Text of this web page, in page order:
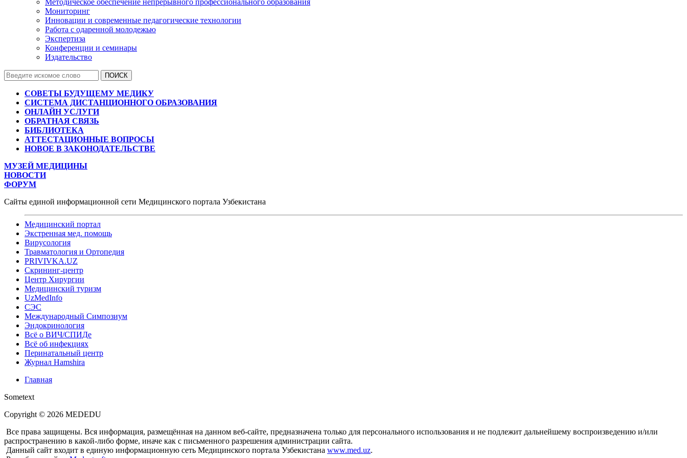
Методическое обеспечение непрерывного профессионального образования
Мониторинг
Инновации и современные педагогические технологии
Работа с одаренной молодежью
Экспертиза
Конференции и семинары
Издательство
СОВЕТЫ БУДУЩЕМУ МЕДИКУ
СИСТЕМА ДИСТАНЦИОННОГО ОБРАЗОВАНИЯ
ОНЛАЙН УСЛУГИ
ОБРАТНАЯ СВЯЗЬ
БИБЛИОТЕКА
АТТЕСТАЦИОННЫЕ ВОПРОСЫ
НОВОЕ В ЗАКОНОДАТЕЛЬСТВЕ
МУЗЕЙ МЕДИЦИНЫ
НОВОСТИ
ФОРУМ
Сайты единой информационной сети Медицинского портала Узбекистана
Медицинский портал
Экстренная мед. помощь
Вирусология
Травматология и Ортопедия
PRIVIVKA.UZ
Скрининг-центр
Центр Хирургии
Медицинский туризм
UzMedInfo
СЭС
Международный Симпозиум
Эндокринология
Всё о ВИЧ/СПИДе
Всё об инфекциях
Перинатальный центр
Журнал Hamshira
Главная
Sometext
Copyright © 2026 MEDEDU
Все права защищены. Вся информация, размещённая на данном веб-сайте, предназначена только для персонального использования и не подлежит дальнейшему воспроизведению и/или
распространению в какой-либо форме, иначе как с письменного разрешения администрации сайта.
Данный сайт входит в единую информационную сеть Медицинского портала Узбекистана www.med.uz.